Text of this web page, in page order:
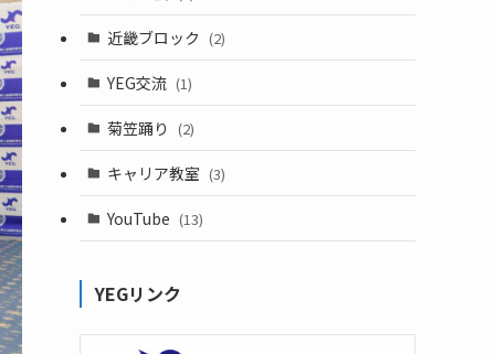
近畿ブロック (2)
YEG交流 (1)
菊笠踊り (2)
キャリア教室 (3)
YouTube (13)
YEGリンク